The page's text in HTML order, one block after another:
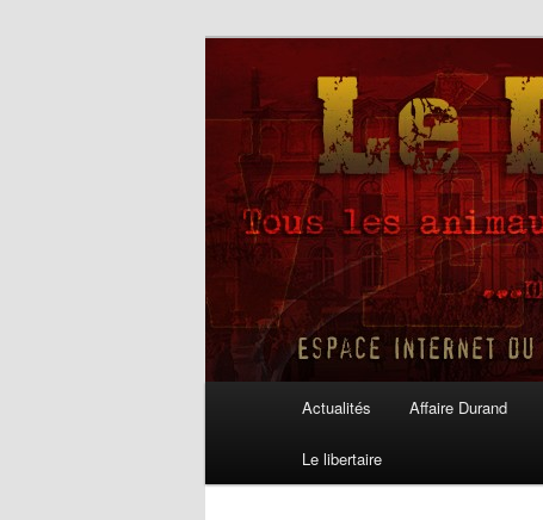
Le Libertaire
Actualités Affaire Durand
Le libertaire